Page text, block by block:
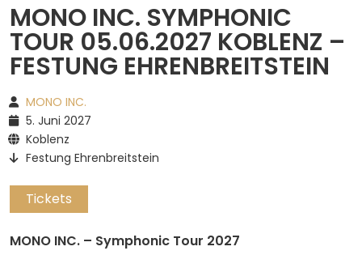
MONO INC. SYMPHONIC
TOUR 05.06.2027 KOBLENZ –
FESTUNG EHRENBREITSTEIN
MONO INC.
5. Juni 2027
Koblenz
Festung Ehrenbreitstein
Tickets
MONO INC. – Symphonic Tour 2027